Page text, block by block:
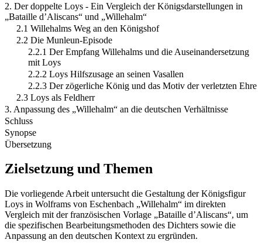
2. Der doppelte Loys - Ein Vergleich der Königsdarstellungen in
„Bataille d’Aliscans“ und „Willehalm“
2.1 Willehalms Weg an den Königshof
2.2 Die Munleun-Episode
2.2.1 Der Empfang Willehalms und die Auseinandersetzung
mit Loys
2.2.2 Loys Hilfszusage an seinen Vasallen
2.2.3 Der zögerliche König und das Motiv der verletzten Ehre
2.3 Loys als Feldherr
3. Anpassung des „Willehalm“ an die deutschen Verhältnisse
Schluss
Synopse
Übersetzung
Zielsetzung und Themen
Die vorliegende Arbeit untersucht die Gestaltung der Königsfigur
Loys in Wolframs von Eschenbach „Willehalm“ im direkten
Vergleich mit der französischen Vorlage „Bataille d’Aliscans“, um
die spezifischen Bearbeitungsmethoden des Dichters sowie die
Anpassung an den deutschen Kontext zu ergründen.